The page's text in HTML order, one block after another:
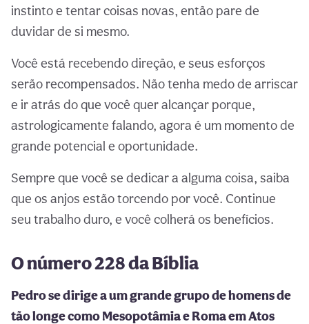
instinto e tentar coisas novas, então pare de
duvidar de si mesmo.
Você está recebendo direção, e seus esforços
serão recompensados. Não tenha medo de arriscar
e ir atrás do que você quer alcançar porque,
astrologicamente falando, agora é um momento de
grande potencial e oportunidade.
Sempre que você se dedicar a alguma coisa, saiba
que os anjos estão torcendo por você. Continue
seu trabalho duro, e você colherá os benefícios.
O número 228 da Bíblia
Pedro se dirige a um grande grupo de homens de
tão longe como Mesopotâmia e Roma em Atos